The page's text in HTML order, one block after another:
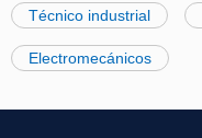
Técnico industrial
Electromecánicos